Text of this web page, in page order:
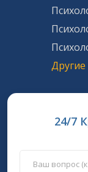
Другие
24/7